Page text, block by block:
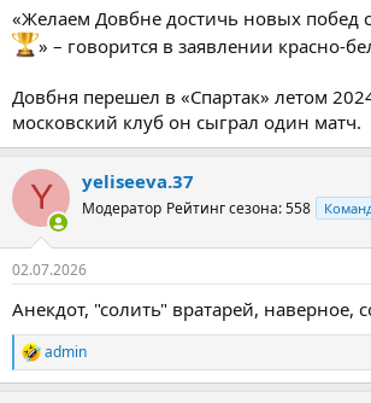
«Желаем Довбне достичь новых побед
» – говорится в заявлении красно-
Довбня перешел в «Спартак» летом
московский клуб он сыграл один матч.
Y yeliseeva.37
Модератор Рейтинг сезона: 558
02.07.2026
Анекдот, "солить" вратарей, наверное,
Р
е
admin